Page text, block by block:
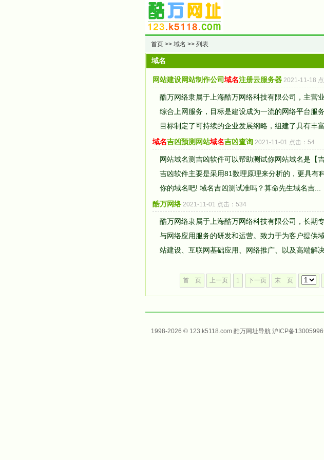
首页 >> 域名 >> 列表
域名
网站建设网站制作公司域名注册云服务器 2021-11-18
酷万网络隶属于上海酷万网络科技有限公司，主营
综合上网服务，目标是建设成为一流的网络平台服
目标制定了可持续的企业发展纲略，组建了具有丰富
域名吉凶预测网站域名吉凶查询 2021-11-01 点击：54
网站域名测吉凶软件可以帮助测试你网站域名是【
吉凶软件主要是采用81数理原理来分析的，更具有
你的域名吧! 域名吉凶测试准吗？算命先生域名吉...
酷万网络 2021-11-01 点击：534
酷万网络隶属于上海酷万网络科技有限公司，长期
与网络应用服务的研发和运营。致力于为客户提供
站建设、互联网基础应用、网络推广、以及高端解决
首 页 上一页 1 下一页 末 页
1998-2026 © 123.k5118.com 酷万网址导航 沪ICP备